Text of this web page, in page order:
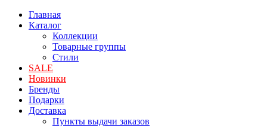
Главная
Каталог
Коллекции
Товарные группы
Стили
SALE
Новинки
Бренды
Подарки
Доставка
Пункты выдачи заказов